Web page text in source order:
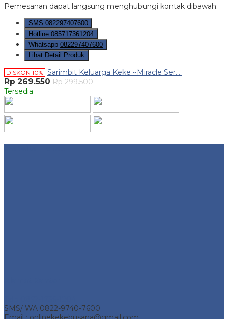
Pemesanan dapat langsung menghubungi kontak dibawah:
SMS 082297407600
Hotline 085717361204
Whatsapp 082297407600
Lihat Detail Produk
DISKON 10% Sarimbit Keluarga Keke ~Miracle Ser....
Rp 269.550 Rp 299.500
Tersedia
SMS/ WA 0822-9740-7600